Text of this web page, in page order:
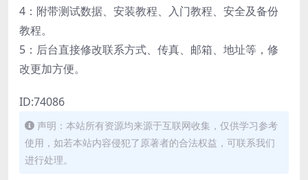
4：附带测试数据、安装教程、入门教程、安全及备份
教程。
5：后台直接修改联系方式、传真、邮箱、地址等，修
改更加方便。
ID:74086
声明：本站所有资源均来源于互联网收集，仅供学习参考
使用，如若本站内容侵犯了原著者的合法权益，可联系我们
进行处理。